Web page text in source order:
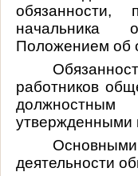
обязанности,
начальника
Положением об
работников
утвержденными
деятельности